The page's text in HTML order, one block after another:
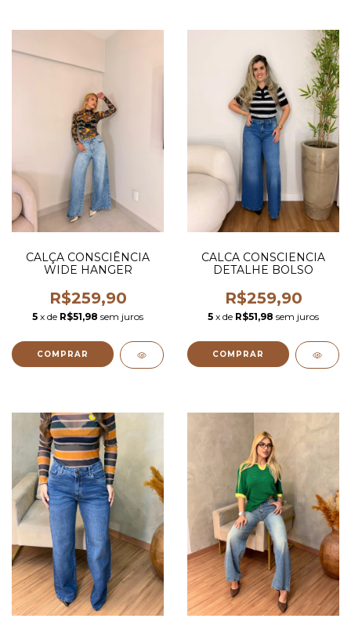
CALÇA CONSCIÊNCIA
WIDE HANGER
R$259,90
5 x de R$51,98 sem juros
COMPRAR
CALCA CONSCIENCIA
DETALHE BOLSO
R$259,90
5 x de R$51,98 sem juros
COMPRAR